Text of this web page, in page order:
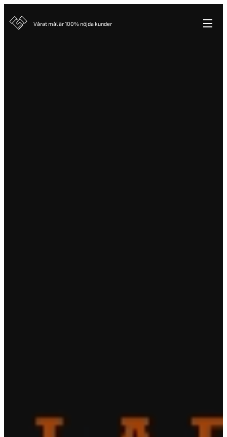
Vårat mål är 100% nöjda kunder